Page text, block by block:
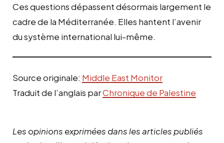
Ces questions dépassent désormais largement le
cadre de la Méditerranée. Elles hantent l’avenir
du système international lui-même.
Source originale: Middle East Monitor
Traduit de l’anglais parChronique de Palestine
Les opinions exprimées dans les articles publiés